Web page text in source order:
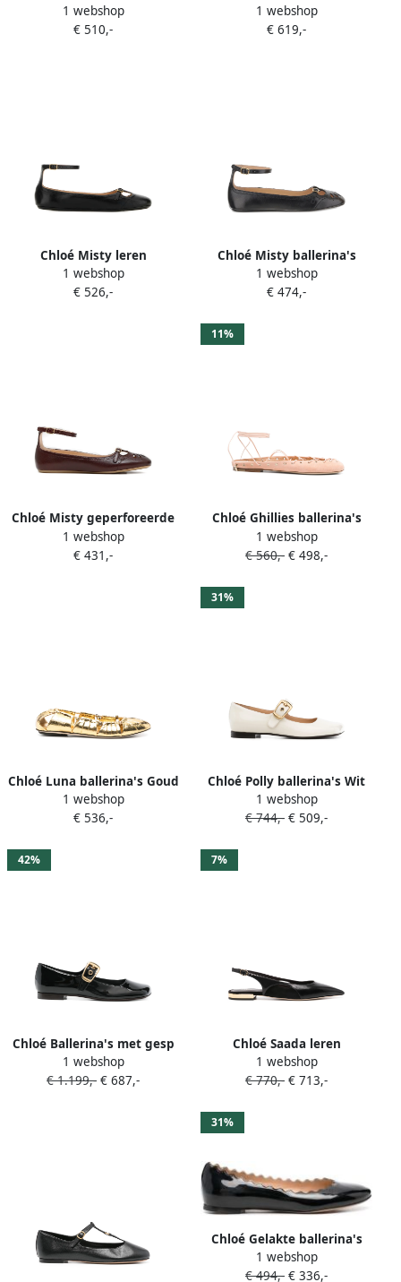
studs Zwart
1 webshop
€ 510,-
met logopatch Zwart
1 webshop
€ 619,-
Chloé Misty leren
ballerina's met gesp Zwart
1 webshop
€ 526,-
Chloé Misty ballerina's
Zwart
1 webshop
€ 474,-
Chloé Misty geperforeerde
ballerina's met enkelbandje
Bruin
1 webshop
€ 431,-
11%
Chloé Ghillies ballerina's
Roze
1 webshop
€ 560,- € 498,-
Chloé Luna ballerina's Goud
1 webshop
€ 536,-
31%
Chloé Polly ballerina's Wit
1 webshop
€ 744,- € 509,-
42%
Chloé Ballerina's met gesp
Zwart
1 webshop
€ 1.199,- € 687,-
7%
Chloé Saada leren
ballerina's Zwart
1 webshop
€ 770,- € 713,-
31%
Chloé Gelakte ballerina's
Zwart
1 webshop
€ 494,- € 336,-